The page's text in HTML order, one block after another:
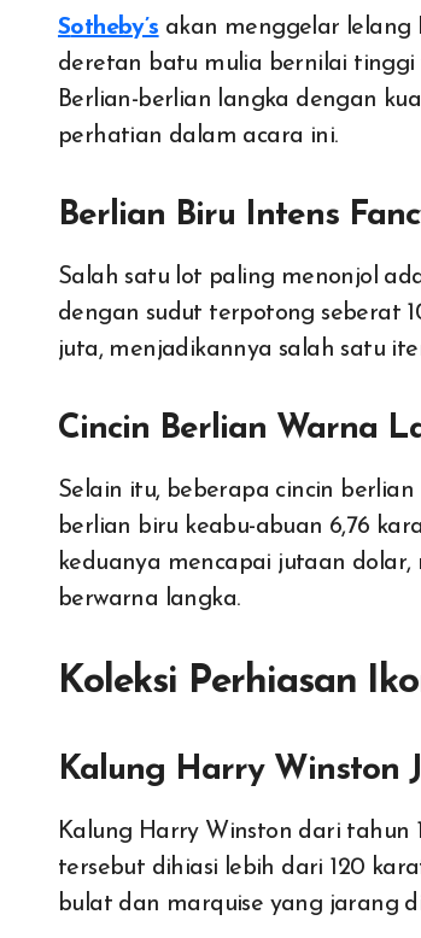
Sotheby’s akan menggelar lelang
deretan batu mulia bernilai
Berlian-berlian langka dengan
perhatian dalam acara ini.
Berlian Biru Intens
Salah satu lot paling menonjol
dengan sudut terpotong seberat
juta, menjadikannya salah satu
Cincin Berlian Warna
Selain itu, beberapa cincin
berlian biru keabu-abuan 6,76
keduanya mencapai jutaan
berwarna langka.
Koleksi Perhiasan
Kalung Harry Winston
Kalung Harry Winston dari tahun
tersebut dihiasi lebih dari 120
bulat dan marquise yang jarang